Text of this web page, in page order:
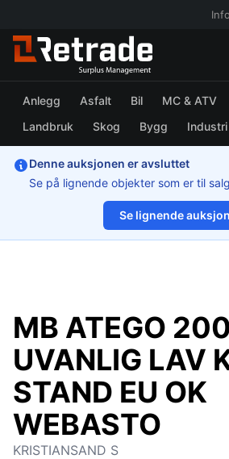
Anlegg Asfalt Bil MC & ATV
Landbruk
Skog Bygg Industri
Denne auksjonen er avsluttet
Se på lignende objekter som er til
Se lignende
MB ATEGO
UVANLIG LAV
STAND EU OK
WEBASTO
KRISTIANSAND S